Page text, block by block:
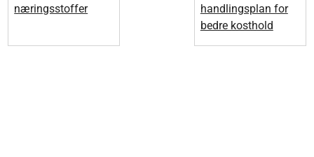
næringsstoffer
handlingsplan for
bedre kosthold